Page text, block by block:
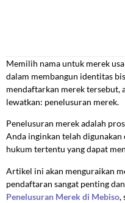
Memilih nama untuk merek
dalam membangun identitas
mendaftarkan merek tersebut,
lewatkan: penelusuran merek.
Penelusuran merek adalah
Anda inginkan telah
hukum tertentu yang dapat
Artikel ini akan menguraikan
pendaftaran sangat penting
Penelusuran Merek di Mebiso,